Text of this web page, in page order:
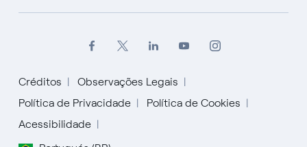
Créditos
Observações Legais
Política de Privacidade
Política de Cookies
Acessibilidade
English